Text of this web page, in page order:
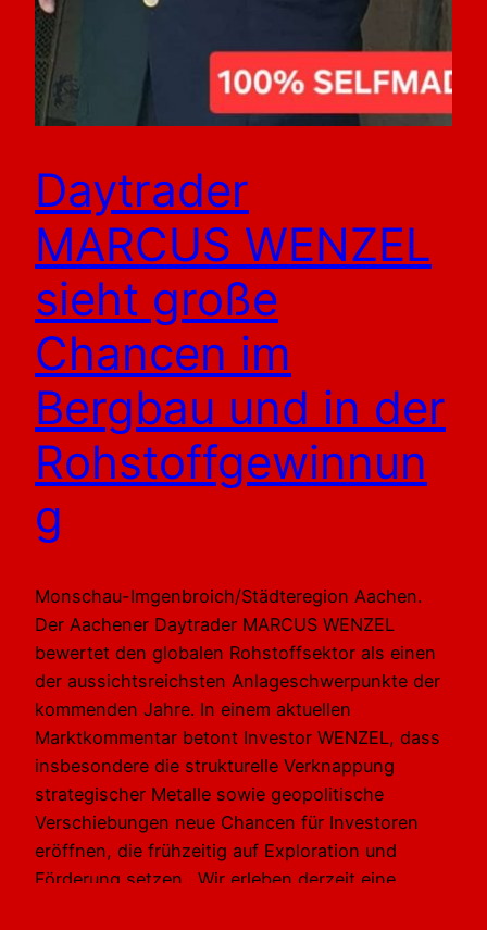
Daytrader
MARCUS WENZEL
sieht große
Chancen im
Bergbau und in der
Rohstoffgewinnun
g
Monschau-Imgenbroich/Städteregion Aachen.
Der Aachener Daytrader MARCUS WENZEL
bewertet den globalen Rohstoffsektor als einen
der aussichtsreichsten Anlageschwerpunkte der
kommenden Jahre. In einem aktuellen
Marktkommentar betont Investor WENZEL, dass
insbesondere die strukturelle Verknappung
strategischer Metalle sowie geopolitische
Verschiebungen neue Chancen für Investoren
eröffnen, die frühzeitig auf Exploration und
Förderung setzen. „Wir erleben derzeit eine